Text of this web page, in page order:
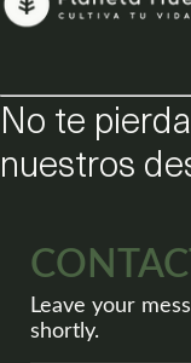
No te
nuestros
Leave your
shortly.